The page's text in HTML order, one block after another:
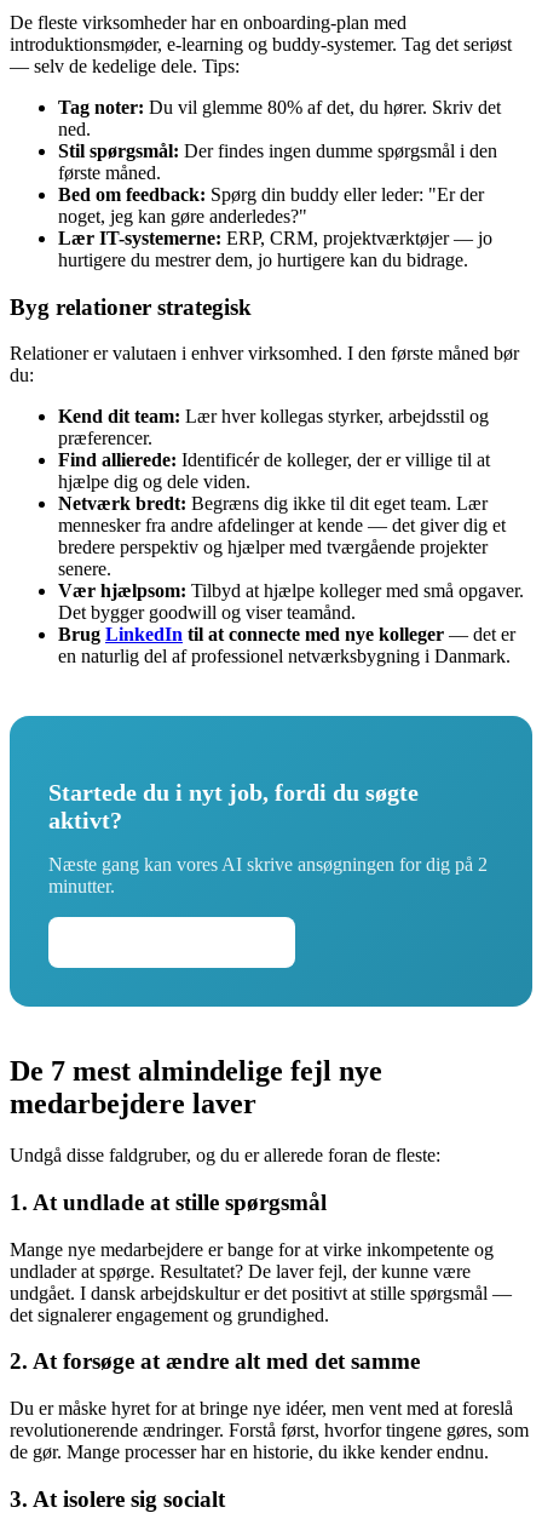
De fleste virksomheder har en onboarding-plan med
introduktionsmøder, e-learning og buddy-systemer. Tag det seriøst
— selv de kedelige dele. Tips:
Tag noter: Du vil glemme 80% af det, du hører. Skriv det
ned.
Stil spørgsmål: Der findes ingen dumme spørgsmål i den
første måned.
Bed om feedback: Spørg din buddy eller leder: "Er der
noget, jeg kan gøre anderledes?"
Lær IT-systemerne: ERP, CRM, projektværktøjer — jo
hurtigere du mestrer dem, jo hurtigere kan du bidrage.
Byg relationer strategisk
Relationer er valutaen i enhver virksomhed. I den første måned bør
du:
Kend dit team: Lær hver kollegas styrker, arbejdsstil og
præferencer.
Find allierede: Identificér de kolleger, der er villige til at
hjælpe dig og dele viden.
Netværk bredt: Begræns dig ikke til dit eget team. Lær
mennesker fra andre afdelinger at kende — det giver dig et
bredere perspektiv og hjælper med tværgående projekter
senere.
Vær hjælpsom: Tilbyd at hjælpe kolleger med små opgaver.
Det bygger goodwill og viser teamånd.
Brug LinkedIn til at connecte med nye kolleger — det er
en naturlig del af professionel netværksbygning i Danmark.
Startede du i nyt job, fordi du søgte
aktivt?
Næste gang kan vores AI skrive ansøgningen for dig på 2
minutter.
De 7 mest almindelige fejl nye
medarbejdere laver
Undgå disse faldgruber, og du er allerede foran de fleste:
1. At undlade at stille spørgsmål
Mange nye medarbejdere er bange for at virke inkompetente og
undlader at spørge. Resultatet? De laver fejl, der kunne være
undgået. I dansk arbejdskultur er det positivt at stille spørgsmål —
det signalerer engagement og grundighed.
2. At forsøge at ændre alt med det samme
Du er måske hyret for at bringe nye idéer, men vent med at foreslå
revolutionerende ændringer. Forstå først, hvorfor tingene gøres, som
de gør. Mange processer har en historie, du ikke kender endnu.
3. At isolere sig socialt